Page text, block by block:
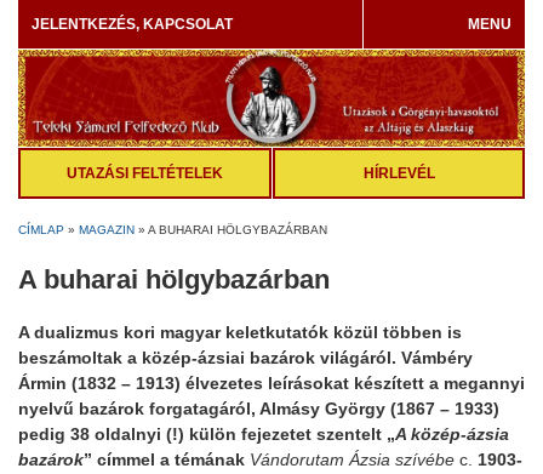
JELENTKEZÉS, KAPCSOLAT MENU
UTAZÁSI FELTÉTELEK HÍRLEVÉL
CÍMLAP » MAGAZIN » A BUHARAI HÖLGYBAZÁRBAN
A buharai hölgybazárban
A dualizmus kori magyar keletkutatók közül többen is
beszámoltak a közép-ázsiai bazárok világáról. Vámbéry
Ármin (1832 – 1913) élvezetes leírásokat készített a megannyi
nyelvű bazárok forgatagáról, Almásy György (1867 – 1933)
pedig 38 oldalnyi (!) külön fejezetet szentelt „A közép-ázsia
bazárok” címmel a témának Vándorutam Ázsia szívébe c. 1903-